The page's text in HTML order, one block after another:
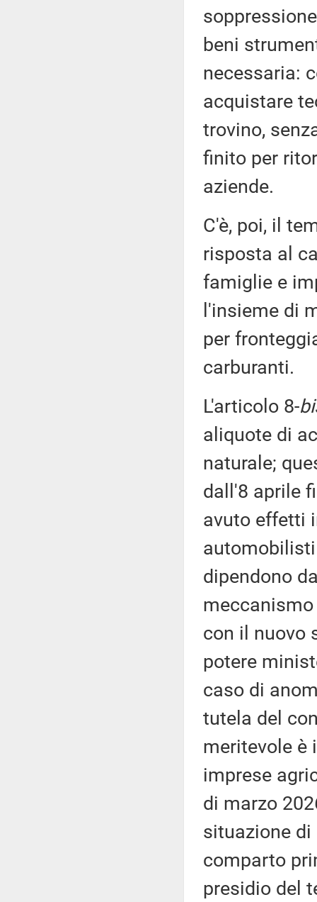
beni
necessaria:
acquistare
trovino,
finito per
aziende.
C'è, poi, il
risposta al
famiglie e
l'insieme di
per
carburanti.
L'articolo 8-
aliquote di
naturale;
dall'8 aprile
avuto effetti
dipendono
con il nuovo
potere
caso di
tutela del
meritevole è
imprese
di marzo
situazione
comparto
presidio del